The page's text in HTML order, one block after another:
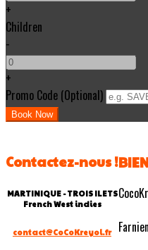
+
Children
-
+
Promo Code (Optional)
Contactez-nous !
MARTINIQUE - TROIS ILETS
French West indies
contact@CoCoKreyol.fr